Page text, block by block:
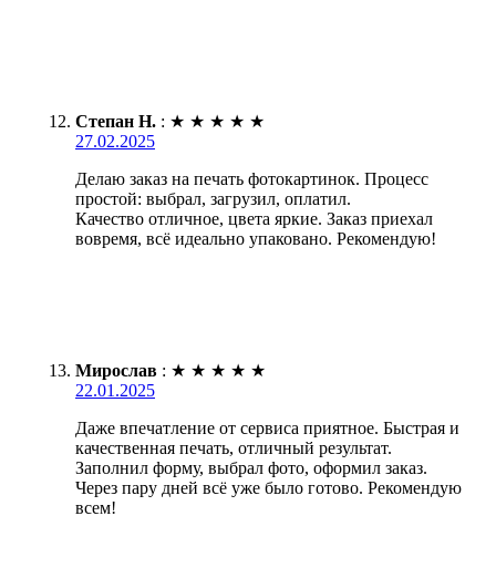
Степан Н. : ★ ★ ★ ★ ★
27.02.2025
Делаю заказ на печать фотокартинок. Процесс
простой: выбрал, загрузил, оплатил.
Качество отличное, цвета яркие. Заказ приехал
вовремя, всё идеально упаковано. Рекомендую!
Мирослав : ★ ★ ★ ★ ★
22.01.2025
Даже впечатление от сервиса приятное. Быстрая и
качественная печать, отличный результат.
Заполнил форму, выбрал фото, оформил заказ.
Через пару дней всё уже было готово. Рекомендую
всем!